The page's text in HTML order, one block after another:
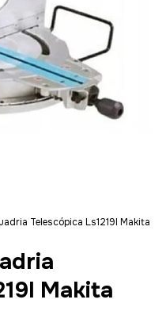
Telescópica Ls1219l Makita
Makita